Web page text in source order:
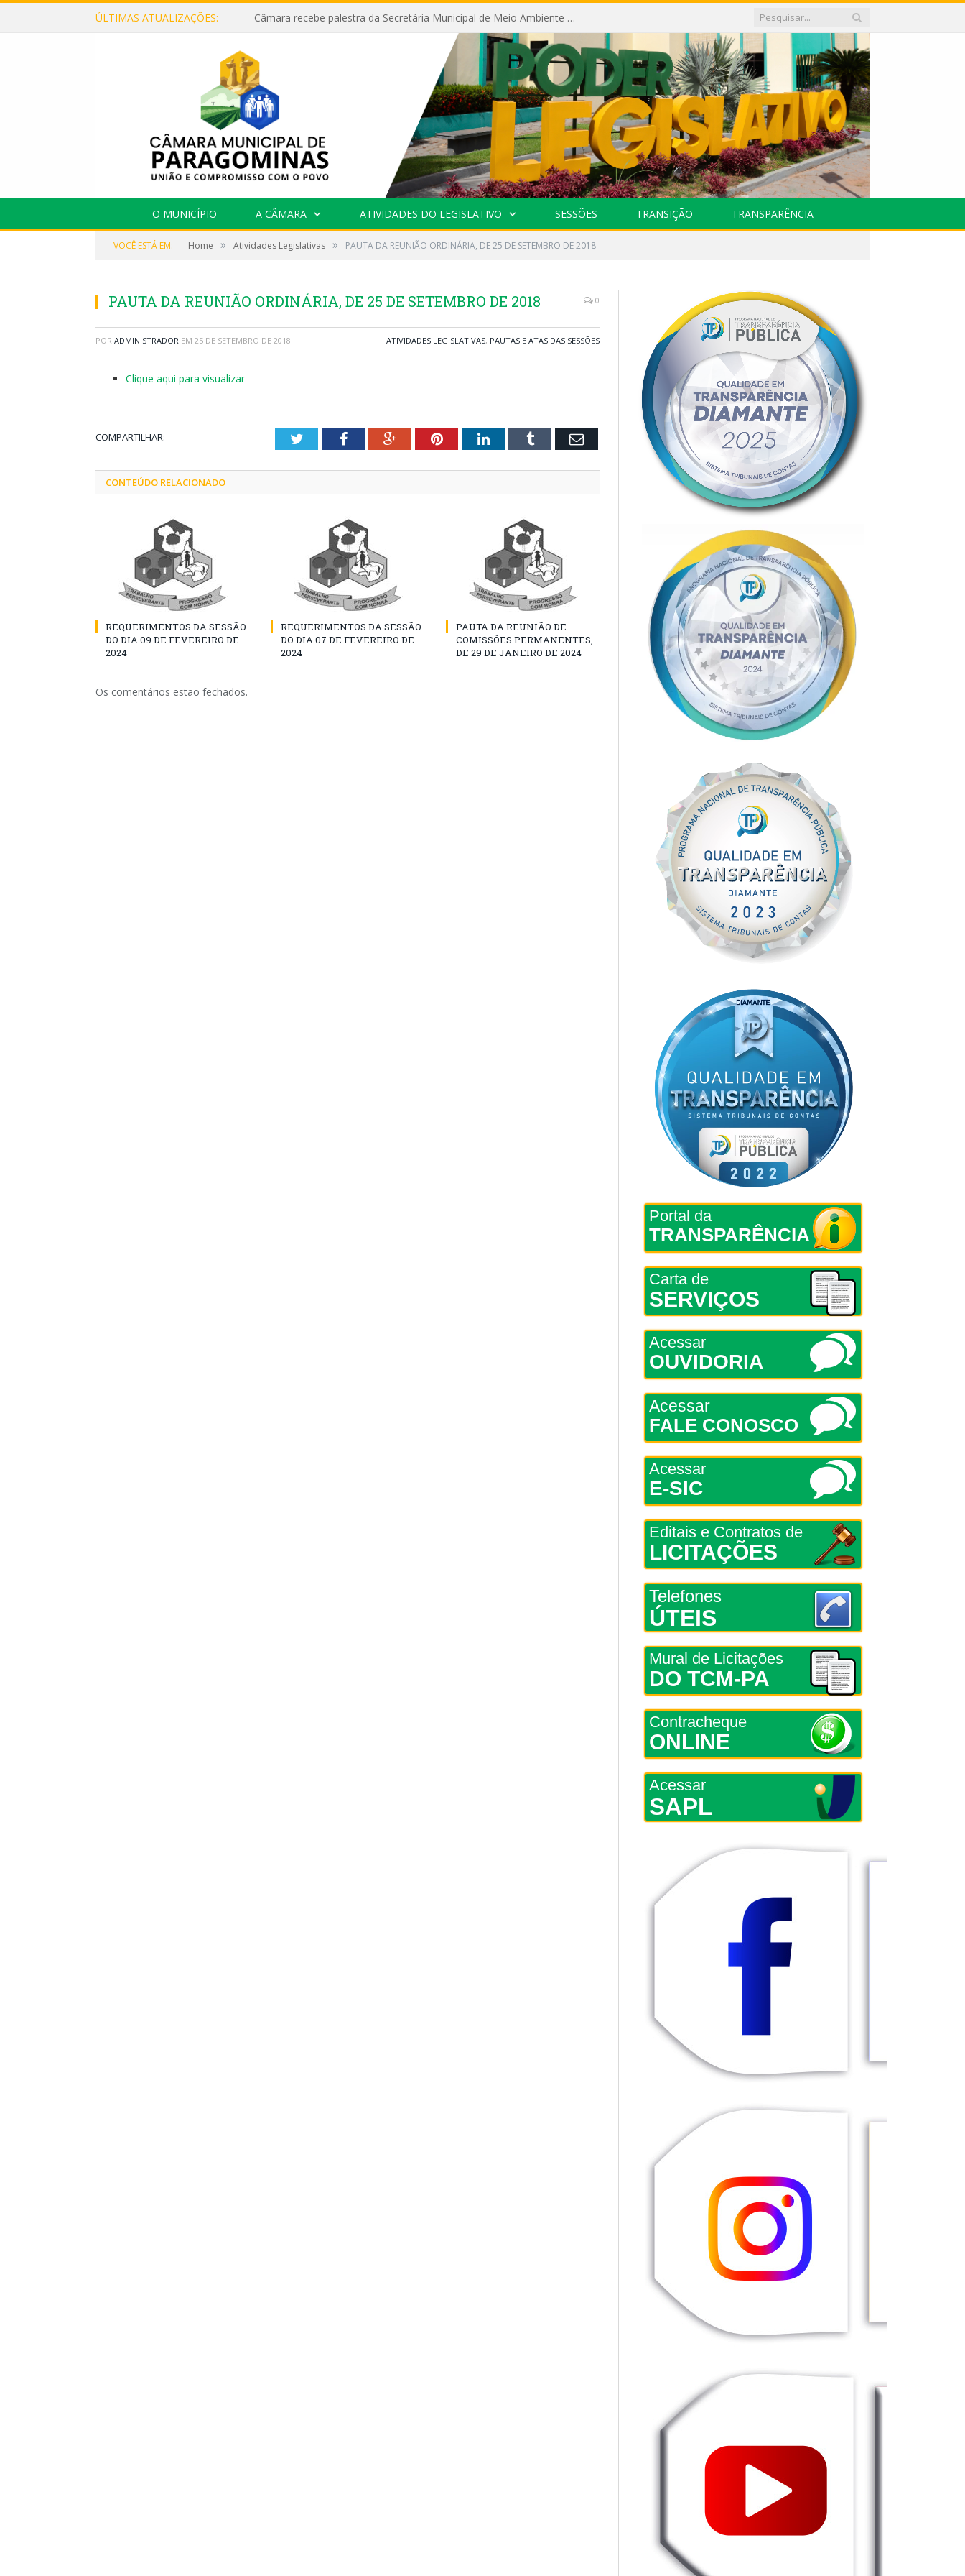
ÚLTIMAS ATUALIZAÇÕES: Câmara recebe palestra da Secretária Municipal de Meio Ambiente sobre as ações da “SEMANA DO MEIO AMBIENTE”
O MUNICÍPIO A CÂMARA ATIVIDADES DO LEGISLATIVO SESSÕES TRANSIÇÃO TRANSPARÊNCIA
VOCÊ ESTÁ EM: Home » Atividades Legislativas » PAUTA DA REUNIÃO ORDINÁRIA, DE 25 DE SETEMBRO DE 2018
PAUTA DA REUNIÃO ORDINÁRIA, DE 25 DE SETEMBRO DE 2018 0
POR ADMINISTRADOR EM 25 DE SETEMBRO DE 2018 ATIVIDADES LEGISLATIVAS, PAUTAS E ATAS DAS SESSÕES
Clique aqui para visualizar
COMPARTILHAR: TwitterFacebookGoogle+PinterestLinkedInTumblr Email
CONTEÚDO RELACIONADO
REQUERIMENTOS DA SESSÃO
DO DIA 09 DE FEVEREIRO DE
2024
REQUERIMENTOS DA SESSÃO
DO DIA 07 DE FEVEREIRO DE
2024
PAUTA DA REUNIÃO DE
COMISSÕES PERMANENTES,
DE 29 DE JANEIRO DE 2024
Os comentários estão fechados.
Portal da
TRANSPARÊNCIA
Carta de
SERVIÇOS
Acessar
OUVIDORIA
Acessar
FALE CONOSCO
Acessar
E-SIC
Editais e Contratos de
LICITAÇÕES
Telefones
ÚTEIS
Mural de Licitações
DO TCM-PA
Contracheque
ONLINE
Acessar
SAPL